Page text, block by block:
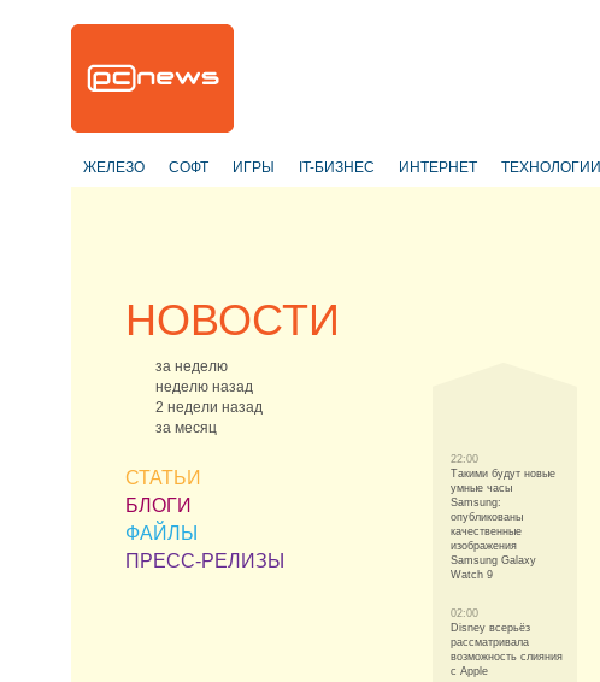
ЖЕЛЕЗО СОФТ ИГРЫ IT-БИЗНЕС ИНТЕРНЕТ ТЕХНОЛОГИИ
НОВОСТИ
за неделю
неделю назад
2 недели назад
за месяц
СТАТЬИ
БЛОГИ
ФАЙЛЫ
ПРЕСС-РЕЛИЗЫ
22:00
Такими будут новые
умные часы
Samsung:
опубликованы
качественные
изображения
Samsung Galaxy
Watch 9
02:00
Disney всерьёз
рассматривала
возможность слияния
с Apple